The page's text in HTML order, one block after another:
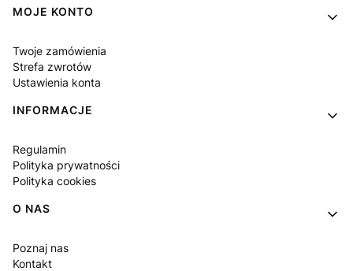
MOJE KONTO
Twoje zamówienia
Strefa zwrotów
Ustawienia konta
INFORMACJE
Regulamin
Polityka prywatności
Polityka cookies
O NAS
Poznaj nas
Kontakt